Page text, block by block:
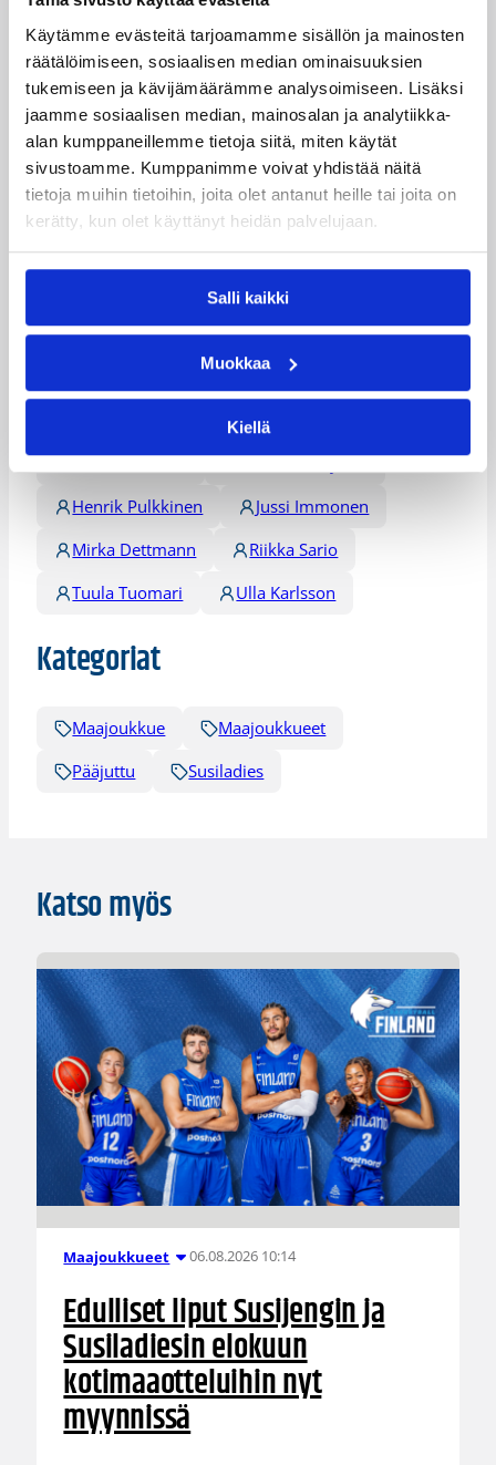
Käytämme evästeitä tarjoamamme sisällön ja mainosten
räätälöimiseen, sosiaalisen median ominaisuuksien
tukemiseen ja kävijämäärämme analysoimiseen. Lisäksi
jaamme sosiaalisen median, mainosalan ja analytiikka-
alan kumppaneillemme tietoja siitä, miten käytät
sivustoamme. Kumppanimme voivat yhdistää näitä
tietoja muihin tietoihin, joita olet antanut heille tai joita on
kerätty, kun olet käyttänyt heidän palvelujaan.
Salli kaikki
Muokkaa
Kiellä
Osteopaatti: Riikka Sario
Huoltaja: Anette Juvonen
Lääkäri: Lauri Alanko
Joukkueenjohtaja: Ulla Karlsson
Videokoordinaattori: Henrik Pulkkinen
Lisätiedot:Suomen naisten maajoukkue
Lisätiedot:Koripallon EM-karsinnat
Henkilöt
Anette Juvonen
Anton Mirolybov
Henrik Pulkkinen
Jussi Immonen
Mirka Dettmann
Riikka Sario
Tuula Tuomari
Ulla Karlsson
Kategoriat
Maajoukkue
Maajoukkueet
Pääjuttu
Susiladies
Katso myös
Maajoukkueet 06.08.2026 10:14
Edulliset liput Susijengin ja
Susiladiesin elokuun
kotimaaotteluihin nyt
myynnissä